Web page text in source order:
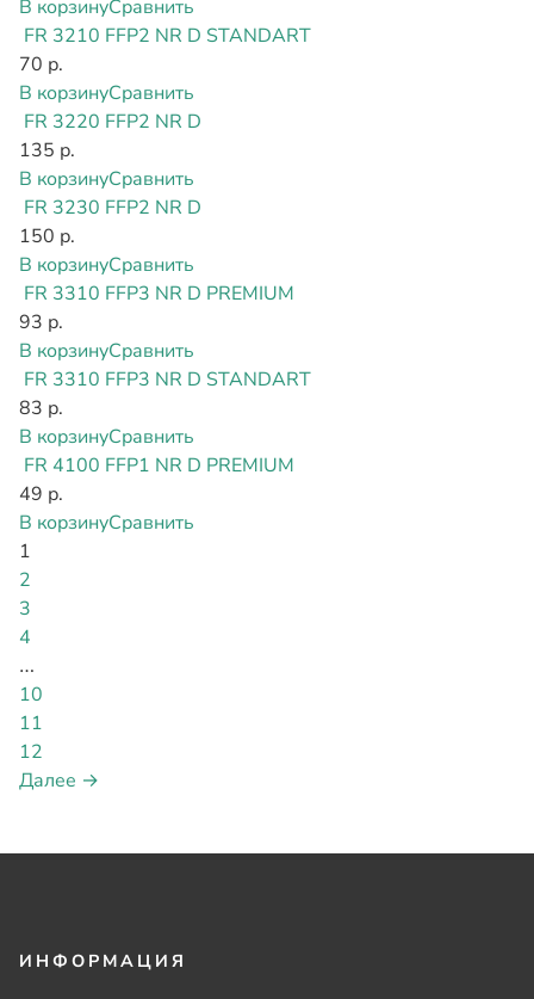
В корзинуСравнить
FR 3210 FFP2 NR D STANDART
70 р.
В корзинуСравнить
FR 3220 FFP2 NR D
135 р.
В корзинуСравнить
FR 3230 FFP2 NR D
150 р.
В корзинуСравнить
FR 3310 FFP3 NR D PREMIUM
93 р.
В корзинуСравнить
FR 3310 FFP3 NR D STANDART
83 р.
В корзинуСравнить
FR 4100 FFP1 NR D PREMIUM
49 р.
В корзинуСравнить
1
2
3
4
…
10
11
12
Далее →
ИНФОРМАЦИЯ